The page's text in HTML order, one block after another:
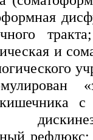
и
рефлюкс;